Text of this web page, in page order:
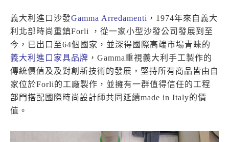
義大利進口沙發Gamma Arredamenti ，1974年來自義大
利北部時尚重鎮Forli ，從一家小型沙發公司發展到至
今，已出口至64個國家，並深得國際高端市場青睞的
義大利進口家具品牌 ，Gamma重視義大利手工製作的
傳統價值及及對創新技術的發展，堅持所有商品皆由自
家位於Forli的工廠製作，並擁有一群值得信任的工程
部門搭配國際時尚設計師共同延續made in Italy的價
值。